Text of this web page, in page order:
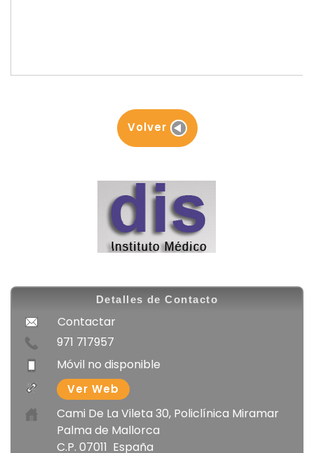
Volver
Detalles de Contacto
Contactar
971 717957
Móvil no disponible
Ver Web
Cami De La Vileta 30, Policlínica Miramar
Palma de Mallorca
C.P. 07011 España